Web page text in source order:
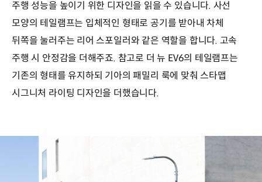
주행 성능을 높이기 위한 디자인을 읽을 수 있습니다. 사선
모양의 테일램프는 입체적인 형태로 공기를 받아내 차체
뒤쪽을 눌러주는 리어 스포일러와 같은 역할을 합니다. 고속
주행 시 안정감을 더해주죠. 참고로 더 뉴 EV6의 테일램프는
기존의 형태를 유지하되 기아의 패밀리 룩에 맞춰 스타맵
시그니처 라이팅 디자인을 더했습니다.